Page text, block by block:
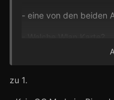
- eine von den beiden
- Welche Wlan Karte?
2. Wie viele m.2 Slots
zu 1.